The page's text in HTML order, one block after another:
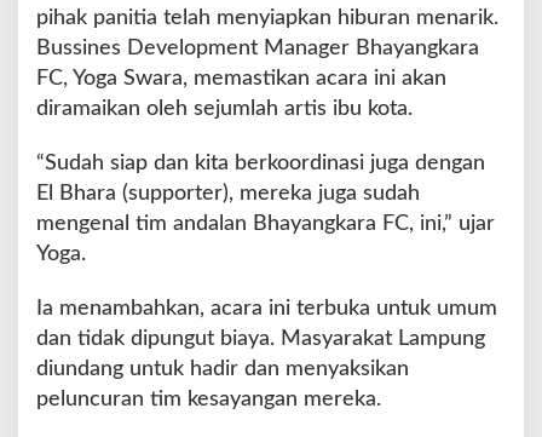
L
m
p
u
C
pihak panitia telah menyiapkan hiburan menarik.
Bussines Development Manager Bhayangkara
FC, Yoga Swara, memastikan acara ini akan
diramaikan oleh sejumlah artis ibu kota.
“Sudah siap dan kita berkoordinasi juga dengan
El Bhara (supporter), mereka juga sudah
mengenal tim andalan Bhayangkara FC, ini,” ujar
Yoga.
Ia menambahkan, acara ini terbuka untuk umum
dan tidak dipungut biaya. Masyarakat Lampung
diundang untuk hadir dan menyaksikan
peluncuran tim kesayangan mereka.